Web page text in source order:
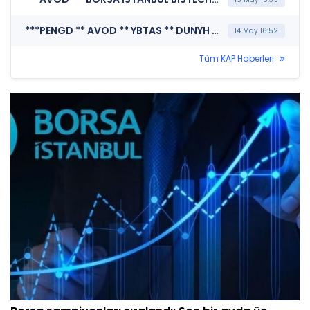
***PENGD ** AVOD ** YBTAS ** DUNYH ** KAYSE*** MERKEZİ KAYIT KURULUŞU A.Ş. (Borsada İşlem Gören Tipe Dönüşüm Duyurusu) 14 May 16:52
Tüm KAP Haberleri